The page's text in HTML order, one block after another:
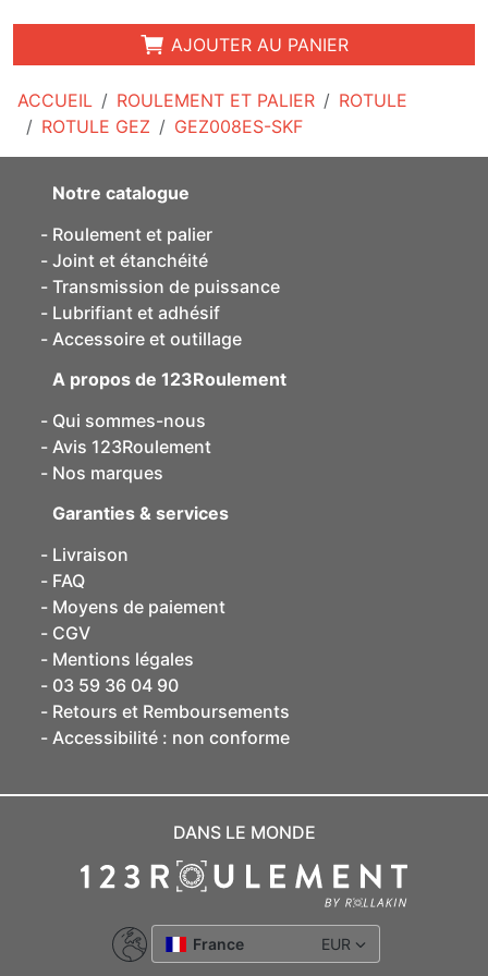
ACCUEIL ROULEMENT ET PALIER
ROTULE
ROTULE GEZ
GEZ008ES-SKF
AJOUTER AU PANIER
Notre catalogue
Roulement et palier
Joint et étanchéité
Transmission de puissance
Lubrifiant et adhésif
Accessoire et outillage
A propos de 123Roulement
Qui sommes-nous
Avis 123Roulement
Nos marques
Garanties & services
Livraison
FAQ
Moyens de paiement
CGV
Mentions légales
03 59 36 04 90
Retours et Remboursements
Accessibilité : non conforme
DANS LE MONDE
France EUR